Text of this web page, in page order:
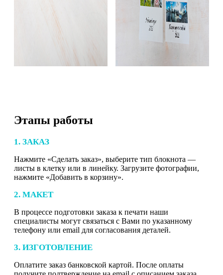
Этапы работы
1. ЗАКАЗ
Нажмите «Сделать заказ», выберите тип блокнота —
листы в клетку или в линейку. Загрузите фотографии,
нажмите «Добавить в корзину».
2. МАКЕТ
В процессе подготовки заказа к печати наши
специалисты могут связаться с Вами по указанному
телефону или email для согласования деталей.
3. ИЗГОТОВЛЕНИЕ
Оплатите заказ банковской картой. После оплаты